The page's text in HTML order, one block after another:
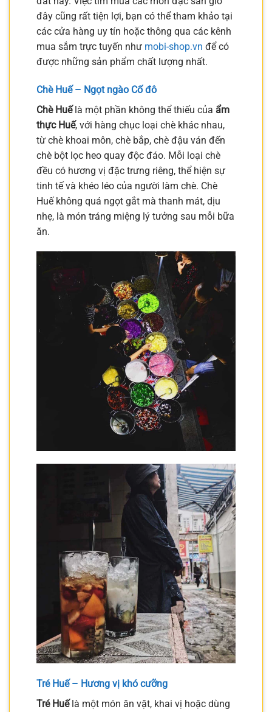
đây cũng rất tiện lợi, bạn có thể tham khảo tại
các cửa hàng uy tín hoặc thông qua các kênh
mua sắm trực tuyến như mobi-shop.vn để có
được những sản phẩm chất lượng nhất.
Chè Huế – Ngọt ngào Cố đô
Chè Huếlà một phần không thể thiếu của ẩm
thực Huế, với hàng chục loại chè khác nhau,
từ chè khoai môn, chè bắp, chè đậu ván đến
chè bột lọc heo quay độc đáo. Mỗi loại chè
đều có hương vị đặc trưng riêng, thể hiện sự
tinh tế và khéo léo của người làm chè. Chè
Huế không quá ngọt gắt mà thanh mát, dịu
nhẹ, là món tráng miệng lý tưởng sau mỗi bữa
ăn.
Tré Huế – Hương vị khó cưỡng
Tré Huếlà một món ăn vặt, khai vị hoặc dùng